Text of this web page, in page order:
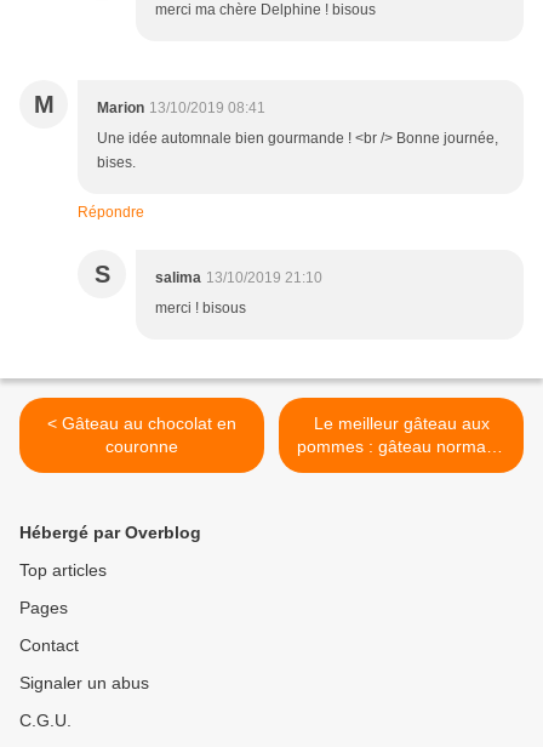
merci ma chère Delphine ! bisous
M Marion 13/10/2019 08:41
Une idée automnale bien gourmande ! <br /> Bonne journée,
bises.
Répondre
S salima 13/10/2019 21:10
merci ! bisous
< Gâteau au chocolat en
couronne
Le meilleur gâteau aux
pommes : gâteau normand
>
Hébergé par Overblog
Top articles
Pages
Contact
Signaler un abus
C.G.U.